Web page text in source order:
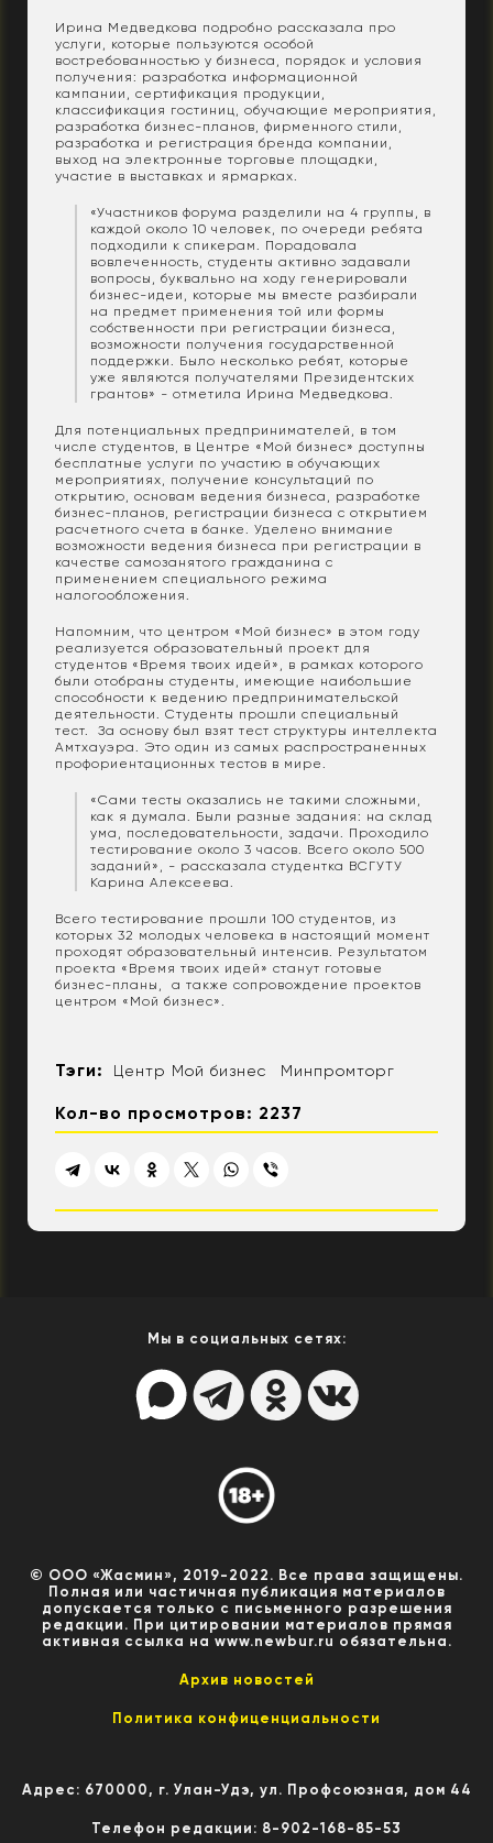
Ирина Медведкова подробно рассказала про
услуги, которые пользуются особой
востребованностью у бизнеса, порядок и условия
получения: разработка информационной
кампании, сертификация продукции,
классификация гостиниц, обучающие мероприятия,
разработка бизнес-планов, фирменного стили,
разработка и регистрация бренда компании,
выход на электронные торговые площадки,
участие в выставках и ярмарках.
«Участников форума разделили на 4 группы, в
каждой около 10 человек, по очереди ребята
подходили к спикерам. Порадовала
вовлеченность, студенты активно задавали
вопросы, буквально на ходу генерировали
бизнес-идеи, которые мы вместе разбирали
на предмет применения той или формы
собственности при регистрации бизнеса,
возможности получения государственной
поддержки. Было несколько ребят, которые
уже являются получателями Президентских
грантов» - отметила Ирина Медведкова.
Для потенциальных предпринимателей, в том
числе студентов, в Центре «Мой бизнес» доступны
бесплатные услуги по участию в обучающих
мероприятиях, получение консультаций по
открытию, основам ведения бизнеса, разработке
бизнес-планов, регистрации бизнеса с открытием
расчетного счета в банке. Уделено внимание
возможности ведения бизнеса при регистрации в
качестве самозанятого гражданина с
применением специального режима
налогообложения.
Напомним, что центром «Мой бизнес» в этом году
реализуется образовательный проект для
студентов «Время твоих идей», в рамках которого
были отобраны студенты, имеющие наибольшие
способности к ведению предпринимательской
деятельности. Студенты прошли специальный
тест. За основу был взят тест структуры интеллекта
Амтхауэра. Это один из самых распространенных
профориентационных тестов в мире.
«Сами тесты оказались не такими сложными,
как я думала. Были разные задания: на склад
ума, последовательности, задачи. Проходило
тестирование около 3 часов. Всего около 500
заданий», - рассказала студентка ВСГУТУ
Карина Алексеева.
Всего тестирование прошли 100 студентов, из
которых 32 молодых человека в настоящий момент
проходят образовательный интенсив. Результатом
проекта «Время твоих идей» станут готовые
бизнес-планы, а также сопровождение проектов
центром «Мой бизнес».
Тэги: Центр Мой бизнес Минпромторг
Кол-во просмотров: 2237
Мы в социальных сетях:
© ООО «Жасмин», 2019-2022. Все права защищены.
Полная или частичная публикация материалов
допускается только с письменного разрешения
редакции. При цитировании материалов прямая
активная ссылка на www.newbur.ru обязательна.
Архив новостей
Политика конфиценциальности
Адрес: 670000, г. Улан-Удэ, ул. Профсоюзная, дом 44
Телефон редакции: 8-902-168-85-53